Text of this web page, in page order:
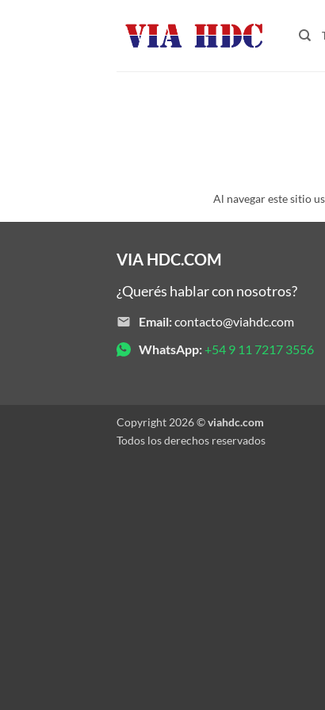
Al navegar este sitio
VIA HDC.COM
¿Querés hablar con nosotros?
Email:contacto@viahdc.com
WhatsApp:+54 9 11 7217 3556
Copyright 2026 ©viahdc.com
Todos los derechos reservados